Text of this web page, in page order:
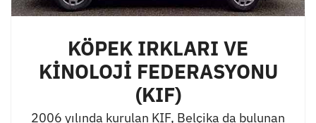
KÖPEK IRKLARI VE
KİNOLOJİ FEDERASYONU
(KIF)
2006 yılında kurulan KIF, Belçika da bulunan